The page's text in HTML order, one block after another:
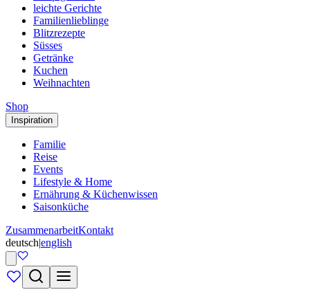
leichte Gerichte
Familienlieblinge
Blitzrezepte
Süsses
Getränke
Kuchen
Weihnachten
Shop
Inspiration
Familie
Reise
Events
Lifestyle & Home
Ernährung & Küchenwissen
Saisonküche
ZusammenarbeitKontakt
deutsch|english